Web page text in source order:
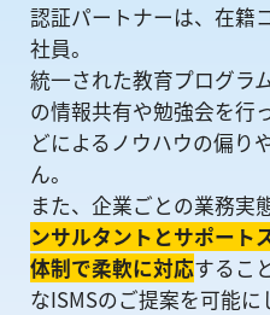
認証パートナーは、在籍
社員。
統一された教育プログラ
の情報共有や勉強会を⾏
どによるノウハウの偏り
ん。
また、企業ごとの業務実
ンサルタントとサポート
体制で柔軟に対応するこ
なISMSのご提案を可能に